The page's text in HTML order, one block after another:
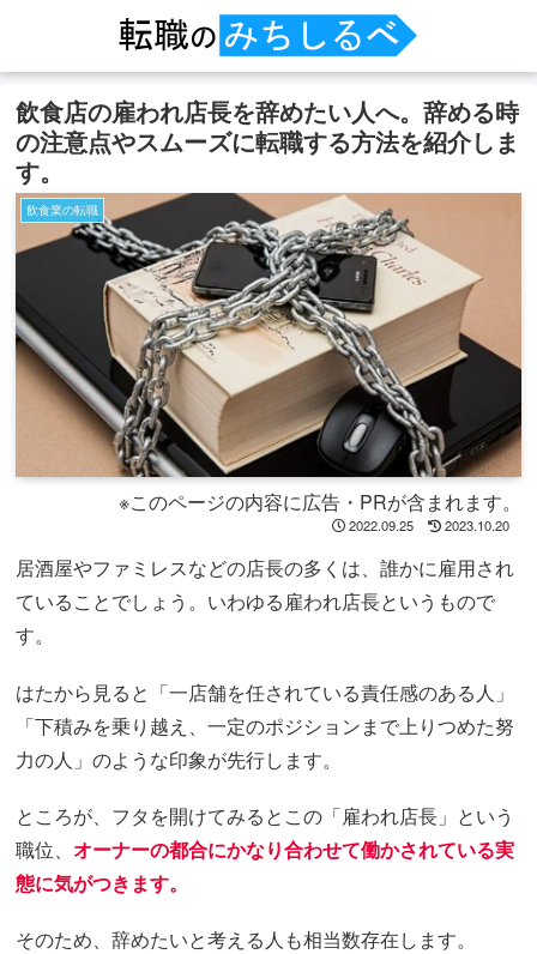
飲食店の雇われ店長を辞めたい人へ。辞める時
の注意点やスムーズに転職する方法を紹介しま
す。
飲食業の転職
※このページの内容に広告・PRが含まれます。
2022.09.25 2023.10.20
居酒屋やファミレスなどの店長の多くは、誰かに雇用され
ていることでしょう。いわゆる雇われ店長というもので
す。
はたから見ると「一店舗を任されている責任感のある人」
「下積みを乗り越え、一定のポジションまで上りつめた努
力の人」のような印象が先行します。
ところが、フタを開けてみるとこの「雇われ店長」という
職位、オーナーの都合にかなり合わせて働かされている実
態に気がつきます。
そのため、辞めたいと考える人も相当数存在します。